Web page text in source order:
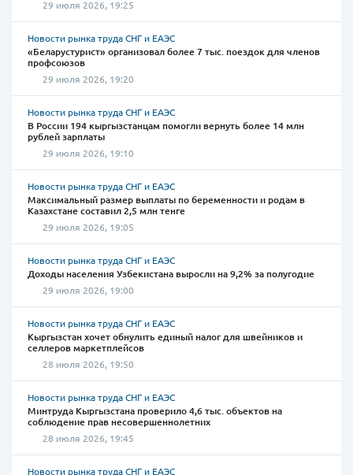
29 июля 2026, 19:25
Новости рынка труда СНГ и ЕАЭС
«Беларустурист» организовал более 7 тыс. поездок для членов
профсоюзов
29 июля 2026, 19:20
Новости рынка труда СНГ и ЕАЭС
В России 194 кыргызстанцам помогли вернуть более 14 млн
рублей зарплаты
29 июля 2026, 19:10
Новости рынка труда СНГ и ЕАЭС
Максимальный размер выплаты по беременности и родам в
Казахстане составил 2,5 млн тенге
29 июля 2026, 19:05
Новости рынка труда СНГ и ЕАЭС
Доходы населения Узбекистана выросли на 9,2% за полугодие
29 июля 2026, 19:00
Новости рынка труда СНГ и ЕАЭС
Кыргызстан хочет обнулить единый налог для швейников и
селлеров маркетплейсов
28 июля 2026, 19:50
Новости рынка труда СНГ и ЕАЭС
Минтруда Кыргызстана проверило 4,6 тыс. объектов на
соблюдение прав несовершеннолетних
28 июля 2026, 19:45
Новости рынка труда СНГ и ЕАЭС